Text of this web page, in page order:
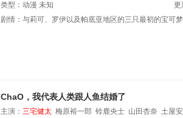
类型： 动漫 未知
更
剧情： 与莉可、罗伊以及帕底亚地区的三只最初的宝可
ChaO，我代表人类跟人鱼结婚了
主演： 三宅健太 梅原裕一郎 铃鹿央士 山田杏奈 土屋